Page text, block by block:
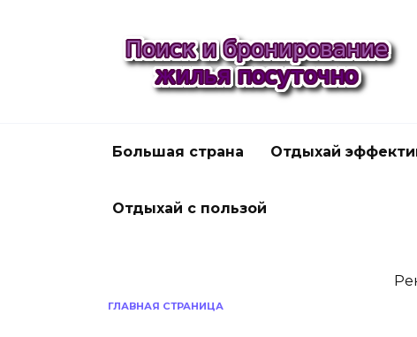
Большая страна Отдыхай
Отдыхай с пользой
ГЛАВНАЯ СТРАНИЦА